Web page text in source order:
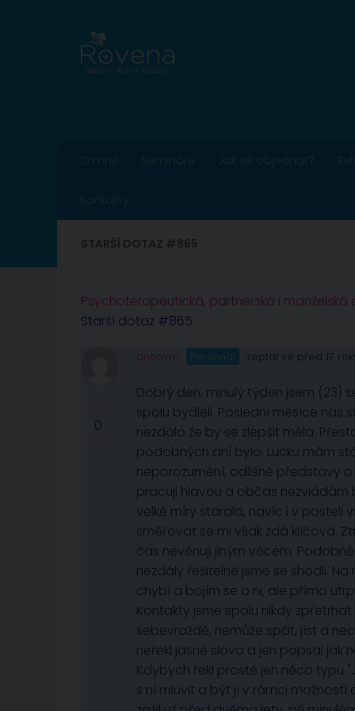
O mně Semináře Jak se objednat?
Kontakty
Psychoterapeutická, partnerská i
Starší dotaz #865
0
anonym Personál zeptal se před 17
Dobrý den, minulý týden jsem (23)
spolu bydleli. Poslední měsíce nás
nezdálo že by se zlepšit měla.
podobných dní bylo. Lucku mám
neporozumění, odlišné představy
pracuji hlavou a občas
velké míry starala, navíc i v posteli
směřovat se mi však zdá klíčová.
čas nevěnuji jiným věcem.
nezdály řešitelné jsme se shodli.
chybí a bojím se o ni, ale přímo
Kontakty jsme spolu nikdy
sebevraždě, nemůže spát, jíst a
neřekl jasné slovo a jen popsal jak
Kdybych řekl prostě jen něco typu
s ní mluvit a být jí v rámci